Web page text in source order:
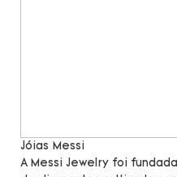
Jóias Messi
A Messi Jewelry foi